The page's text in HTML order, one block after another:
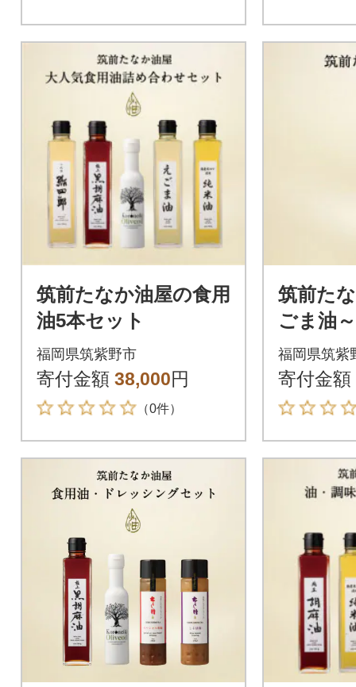
筑前たなか油屋の食用
油5本セット
福岡県筑紫野市
寄付金額 38,000円
（0件）
筑前た
ごま油～
福岡県筑紫
寄付金額